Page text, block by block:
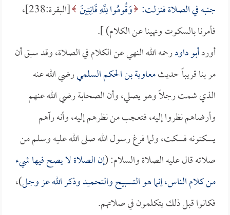
جنبه في الصلاة فنزلت: وَقُومُوا لِلَّهِ قَانِتِينَ
[البقرة:238]،
فأمرنا بالسكوت ونهينا عن الكلام) ].
أوردأبو داودرحمه الله النهي عن الكلام في الصلاة، وقد سبق أن
مر بنا قريباً حديثمعاوية بن الحكم السلميرضي الله عنه
الذي شمت رجلاً وهو يصلي، وأن الصحابة رضي الله عنهم
وأرضاهم نظروا إليه، فتعجب من نظرهم إليه، وأنه رآهم
يسكتونه فسكت، ولما فرغ رسول الله صلى الله عليه وسلم من
صلاته قال عليه الصلاة والسلام: (إن الصلاة لا يصح فيها شيء
من كلام الناس، إنما هو التسبيح والتحميد وذكر الله عز وجل)،
فكانوا قبل ذلك يتكلمون في صلاتهم.